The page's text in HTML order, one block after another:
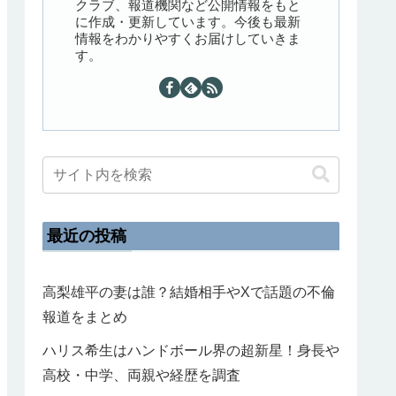
クラブ、報道機関など公開情報をもと
に作成・更新しています。今後も最新
情報をわかりやすくお届けしていきま
す。
最近の投稿
高梨雄平の妻は誰？結婚相手やXで話題の不倫
報道をまとめ
ハリス希生はハンドボール界の超新星！身長や
高校・中学、両親や経歴を調査